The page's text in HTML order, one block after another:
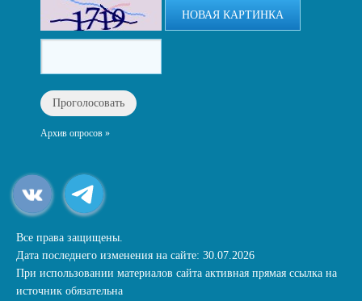
НОВАЯ КАРТИНКА
Архив опросов »
Все права защищены.
Дата последнего изменения на сайте: 30.07.2026
При использовании материалов сайта активная прямая ссылка на
источник обязательна